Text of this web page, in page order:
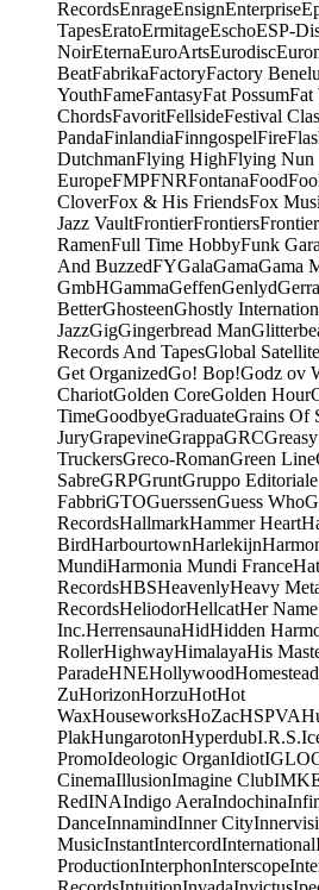
RecordsEnrageEnsignEnterprise
TapesEratoErmitageEschoESP-
NoirEternaEuroArtsEurodisc
BeatFabrikaFactoryFactory
YouthFameFantasyFat PossumFat
ChordsFavoritFellsideFestival
PandaFinlandiaFinngospelFire
DutchmanFlying HighFlying Nun
EuropeFMPFNRFontanaFood
CloverFox & His FriendsFox
Jazz VaultFrontierFrontiers
RamenFull Time HobbyFunk
And BuzzedFYGalaGamaGama
GmbHGammaGeffenGenlyd
BetterGhosteenGhostly
JazzGigGingerbread Man
Records And TapesGlobal Satellite
Get OrganizedGo! Bop!Godz ov
ChariotGolden CoreGolden Hour
TimeGoodbyeGraduateGrains Of
JuryGrapevineGrappaGRC
TruckersGreco-RomanGreen Line
SabreGRPGruntGruppo Editoriale
FabbriGTOGuerssenGuess Who
RecordsHallmarkHammer Heart
BirdHarbourtownHarlekijn
MundiHarmonia Mundi France
RecordsHBSHeavenlyHeavy
RecordsHeliodorHellcatHer
Inc.HerrensaunaHidHidden
RollerHighwayHimalayaHis
ParadeHNEHollywoodHomestead
ZuHorizonHorzuHotHot
WaxHouseworksHoZacHSPVA
PlakHungarotonHyperdubI.R.S.
PromoIdeologic OrganIdiot
CinemaIllusionImagine Club
RedINAIndigo AeraIndochina
DanceInnamindInner City
MusicInstantIntercordInternational
ProductionInterphonInterscope